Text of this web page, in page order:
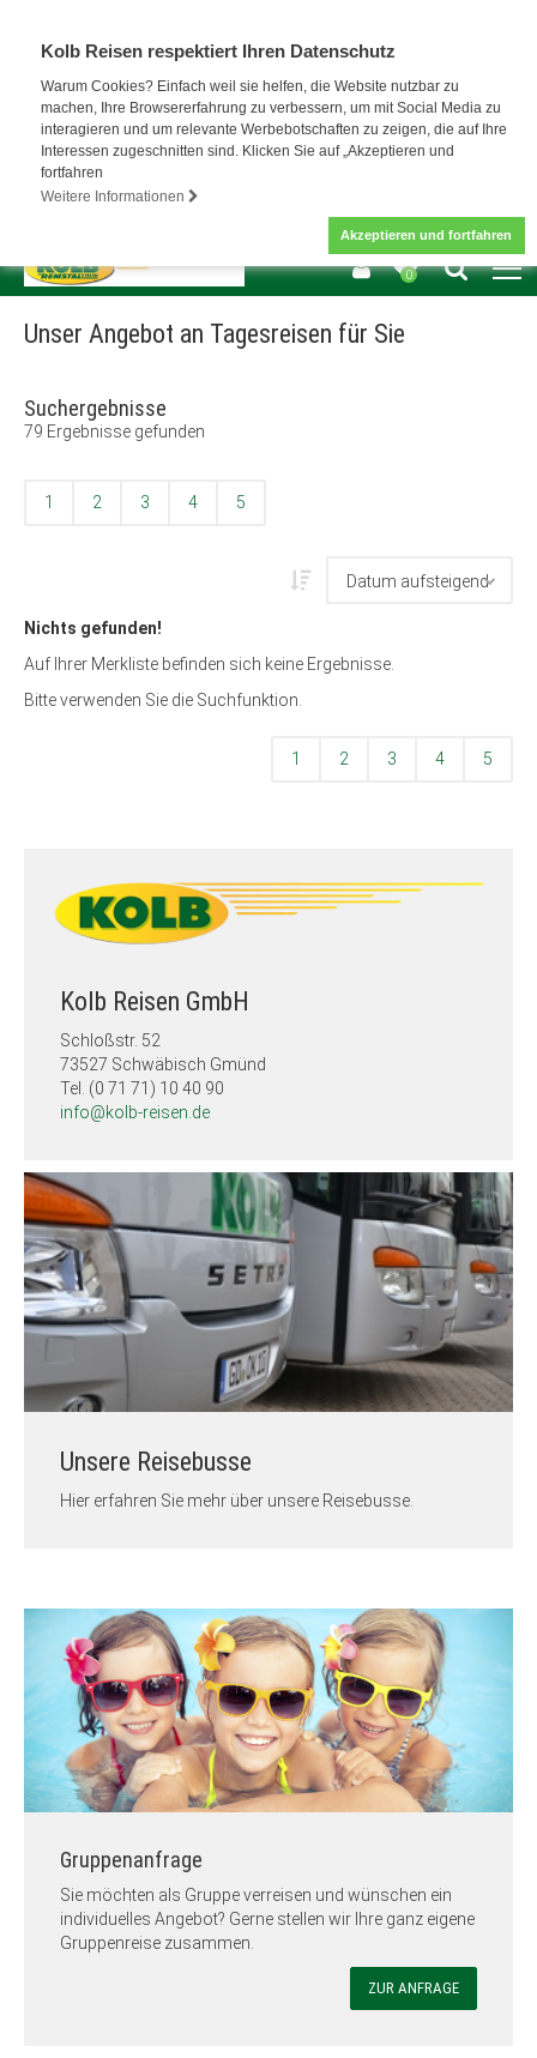
Kolb Reisen respektiert Ihren Datenschutz
Warum Cookies? Einfach weil sie helfen, die Website nutzbar zu
machen, Ihre Browsererfahrung zu verbessern, um mit Social Media zu
interagieren und um relevante Werbebotschaften zu zeigen, die auf Ihre
Interessen zugeschnitten sind. Klicken Sie auf „Akzeptieren und
fortfahren
Weitere Informationen
Akzeptieren und fortfahren
0
Unser Angebot an Tagesreisen für Sie
Suchergebnisse
79 Ergebnisse gefunden
1 2 3 4 5
Nichts gefunden!
Auf Ihrer Merkliste befinden sich keine Ergebnisse.
Bitte verwenden Sie die Suchfunktion.
1 2 3 4 5
Kolb Reisen GmbH
Schloßstr. 52
73527 Schwäbisch Gmünd
Tel. (0 71 71) 10 40 90
info@kolb-reisen.de
Unsere Reisebusse
Hier erfahren Sie mehr über unsere Reisebusse.
Gruppenanfrage
Sie möchten als Gruppe verreisen und wünschen ein
individuelles Angebot? Gerne stellen wir Ihre ganz eigene
Gruppenreise zusammen.
ZUR ANFRAGE